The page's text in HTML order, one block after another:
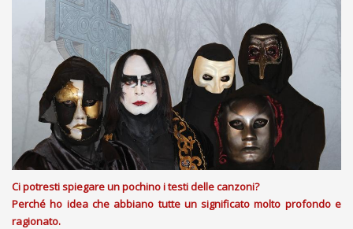
Ci potresti spiegare un pochino i testi delle canzoni?
Perché ho idea che abbiano tutte un significato molto profondo e
ragionato.